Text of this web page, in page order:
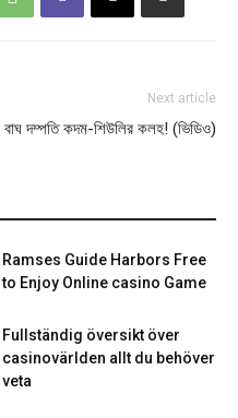
Next article
বাঘ দম্পতি কদম-শিউলির কলহ! (ভিডিও)
Ramses Guide Harbors Free
to Enjoy Online casino Game
Fullständig översikt över
casinovärlden allt du behöver
veta